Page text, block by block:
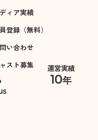
ィア実績
登録（無料）
い合わせ
スト募集 運営実績
10年